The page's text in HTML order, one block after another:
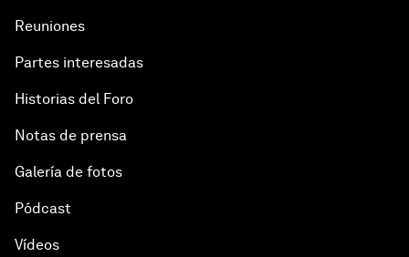
Reuniones
Partes interesadas
Historias del Foro
Notas de prensa
Galería de fotos
Pódcast
Vídeos